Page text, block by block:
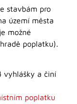
stavbám pro
území města
možné
poplatku).
vyhlášky a činí
poplatku